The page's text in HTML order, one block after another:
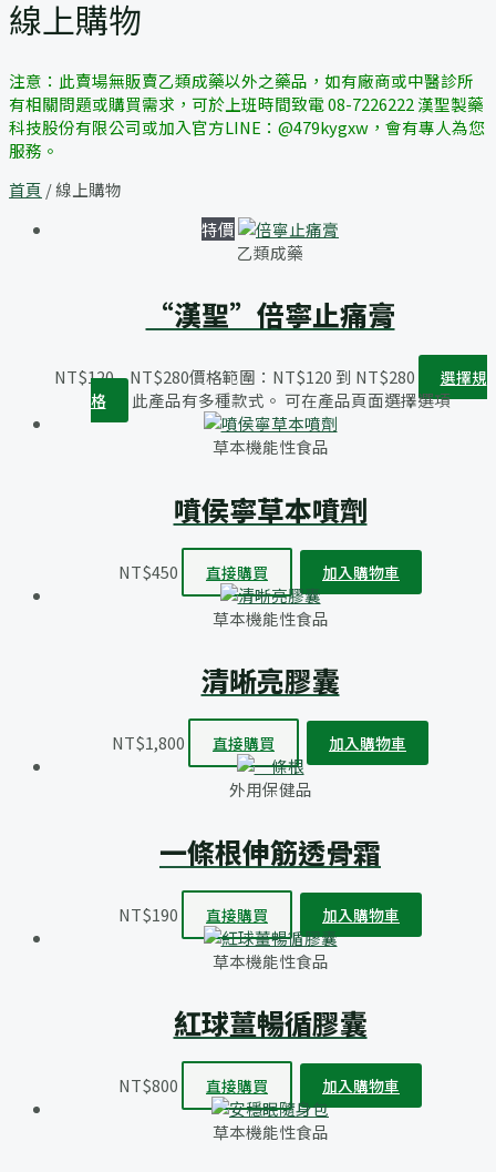
線上購物
注意：此賣場無販賣乙類成藥以外之藥品，如有廠商或中醫診所
有相關問題或購買需求，可於上班時間致電 08-7226222 漢聖製藥
科技股份有限公司或加入官方LINE：@479kygxw，會有專人為您
服務。
首頁 / 線上購物
特價
乙類成藥
“漢聖”倍寧止痛膏
NT$120– NT$280價格範圍：NT$120 到 NT$280
選擇規
格
此產品有多種款式。 可在產品頁面選擇選項
草本機能性食品
噴侯寧草本噴劑
NT$450 直接購買 加入購物車
草本機能性食品
清晰亮膠囊
NT$1,800 直接購買 加入購物車
外用保健品
一條根伸筋透骨霜
NT$190 直接購買 加入購物車
草本機能性食品
紅球薑暢循膠囊
NT$800 直接購買 加入購物車
草本機能性食品